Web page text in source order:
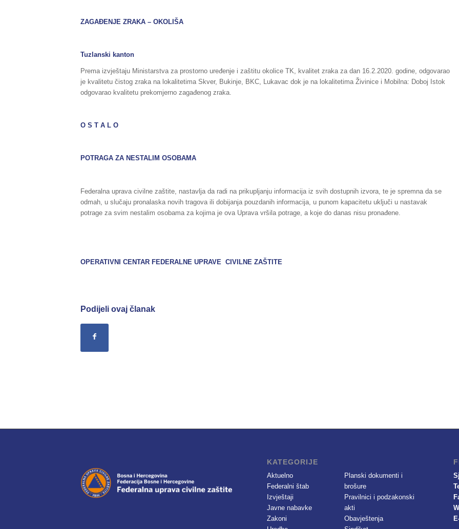
ZAGAĐENJE ZRAKA – OKOLIŠA
Tuzlanski kanton
Prema izvještaju Ministarstva za prostorno uređenje i zaštitu okolice TK, kvalitet zraka za dan 16.2.2020. godine, odgovarao
je kvalitetu čistog zraka na lokalitetima Skver, Bukinje, BKC, Lukavac dok je na lokalitetima Živinice i Mobilna: Doboj Istok
odgovarao kvalitetu prekomjerno zagađenog zraka.
O S T A L O
POTRAGA ZA NESTALIM OSOBAMA
Federalna uprava civilne zaštite, nastavlja da radi na prikupljanju informacija iz svih dostupnih izvora, te je spremna da se
odmah, u slučaju pronalaska novih tragova ili dobijanja pouzdanih informacija, u punom kapacitetu uključi u nastavak
potrage za svim nestalim osobama za kojima je ova Uprava vršila potrage, a koje do danas nisu pronađene.
OPERATIVNI CENTAR FEDERALNE UPRAVE CIVILNE ZAŠTITE
Podijeli ovaj članak
KATEGORIJE
Aktuelno
Federalni štab
Izvještaji
Javne nabavke
Zakoni
Planski dokumenti i
brošure
Pravilnici i podzakonski
akti
Obavještenja